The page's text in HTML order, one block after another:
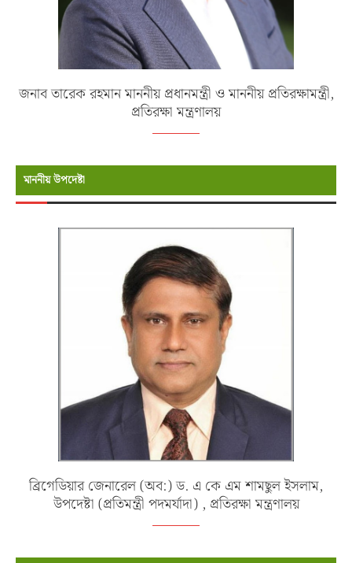
জনাব তারেক রহমান মাননীয় প্রধানমন্ত্রী ও মাননীয় প্রতিরক্ষামন্ত্রী,
প্রতিরক্ষা মন্ত্রণালয়
মাননীয় উপদেষ্টা
ব্রিগেডিয়ার জেনারেল (অব:) ড. এ কে এম শামছুল ইসলাম,
উপদেষ্টা (প্রতিমন্ত্রী পদমর্যাদা) , প্রতিরক্ষা মন্ত্রণালয়